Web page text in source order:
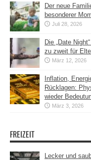
Der neue
besonderer
Juli 28, 2026
Die „Date
zu zweit für
März 12, 2026
Inflation,
Rücklagen:
wieder
März 3, 2026
FREIZEIT
Lecker und